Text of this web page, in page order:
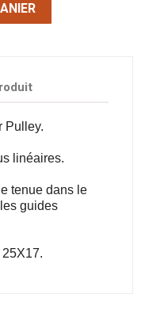
Pulley.
linéaires.
tenue dans le
guides